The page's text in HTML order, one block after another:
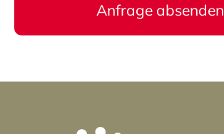
Anfrage absenden